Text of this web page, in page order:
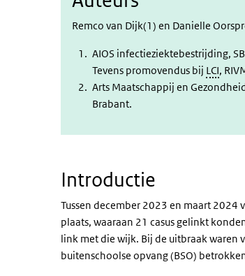
Remco van Dijk(1) en Danielle
AIOS infectieziektebestrijding,
Tevens promovendus bij LCI,
Arts Maatschappij en
Brabant.
Introductie
Tussen december 2023 en maart 2024
plaats, waaraan 21 casus gelinkt
link met die wijk. Bij de uitbraak waren
buitenschoolse opvang (BSO)